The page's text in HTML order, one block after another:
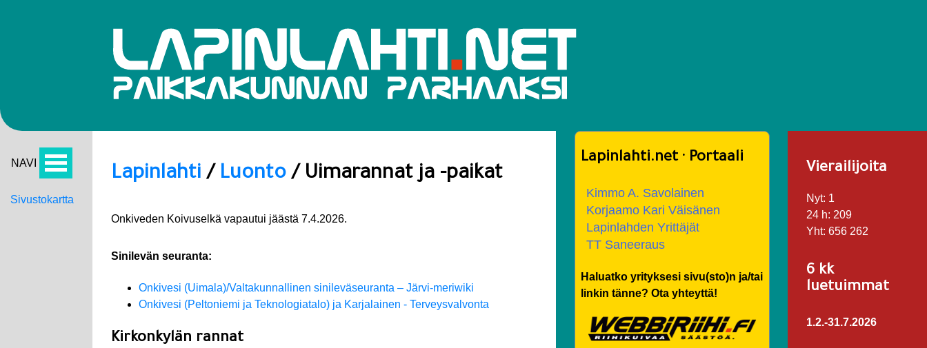
NAVI
Sivustokartta
Lapinlahti / Luonto / Uimarannat ja -paikat
Onkiveden Koivuselkä vapautui jäästä 7.4.2026.
Sinilevän seuranta:
Onkivesi (Uimala)/Valtakunnallinen sinileväseuranta – Järvi-meriwiki
Onkivesi (Peltoniemi ja Teknologiatalo) ja Karjalainen - Terveysvalvonta
Kirkonkylän rannat
Lapinlahti.net · Portaali
Kimmo A. Savolainen
Korjaamo Kari Väisänen
Lapinlahden Yrittäjät
TT Saneeraus
Haluatko yrityksesi sivu(sto)n ja/tai
linkin tänne? Ota yhteyttä!
Vierailijoita
Nyt: 1
24 h: 209
Yht: 656 262
6 kk
luetuimmat
1.2.-31.7.2026